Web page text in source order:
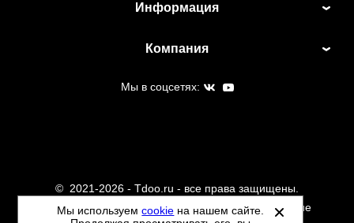
Информация
Компания
Мы в соцсетях:
© 2021-2026 - Tdoo.ru - все права защищены.
Данный сайт не является интернет магазином и не
Мы используемcookie на нашем сайте.